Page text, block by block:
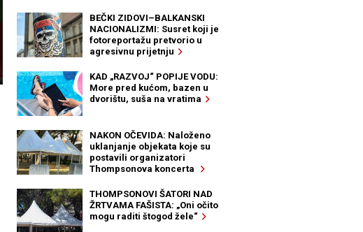
BEČKI ZIDOVI–BALKANSKI
NACIONALIZMI: Susret koji je
fotoreportažu pretvorio u
agresivnu prijetnju
KAD „RAZVOJ“ POPIJE VODU:
More pred kućom, bazen u
dvorištu, suša na vratima
NAKON OČEVIDA: Naloženo
uklanjanje objekata koje su
postavili organizatori
Thompsonova koncerta
THOMPSONOVI ŠATORI NAD
ŽRTVAMA FAŠISTA: „Oni očito
mogu raditi štogod žele“